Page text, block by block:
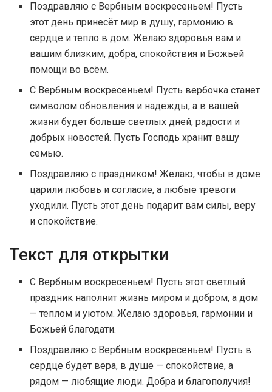
Поздравляю с Вербным воскресеньем! Пусть
этот день принесёт мир в душу, гармонию в
сердце и тепло в дом. Желаю здоровья вам и
вашим близким, добра, спокойствия и Божьей
помощи во всём.
С Вербным воскресеньем! Пусть вербочка станет
символом обновления и надежды, а в вашей
жизни будет больше светлых дней, радости и
добрых новостей. Пусть Господь хранит вашу
семью.
Поздравляю с праздником! Желаю, чтобы в доме
царили любовь и согласие, а любые тревоги
уходили. Пусть этот день подарит вам силы, веру
и спокойствие.
Текст для открытки
С Вербным воскресеньем! Пусть этот светлый
праздник наполнит жизнь миром и добром, а дом
— теплом и уютом. Желаю здоровья, гармонии и
Божьей благодати.
Поздравляю с Вербным воскресеньем! Пусть в
сердце будет вера, в душе — спокойствие, а
рядом — любящие люди. Добра и благополучия!